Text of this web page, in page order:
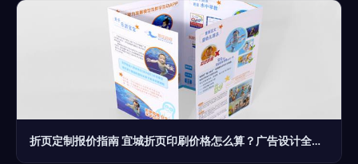
折页定制报价指南 宜城折页印刷价格怎么算？广告设计全解析